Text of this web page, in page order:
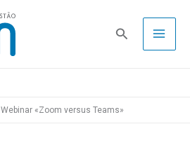
Pesquisa
Webinar «Zoom versus Teams»